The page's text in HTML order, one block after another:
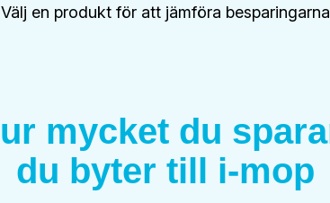
Välj en produkt för att jämföra besparingarna